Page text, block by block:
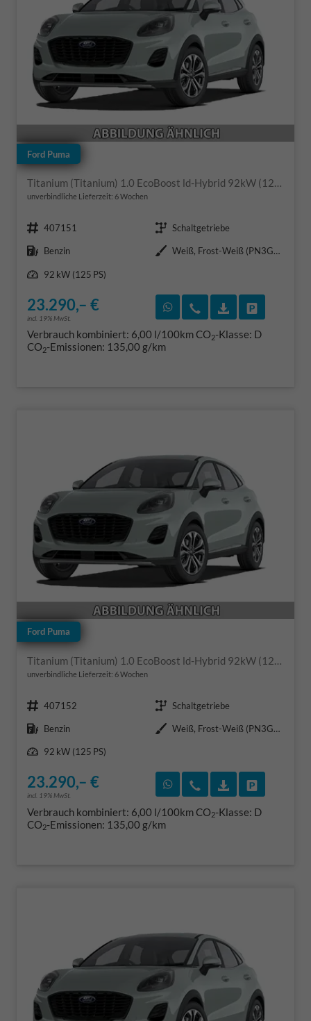
Ford Puma
Titanium (Titanium) 1.0 EcoBoost ld-Hybrid 92kW (125 PS) 7-Gang-DSG
unverbindliche Lieferzeit: 6 Wochen
Fahrzeugnr. 407151 Getriebe Schaltgetriebe
Kraftstoff Benzin Außenfarbe
Weiß, Frost-Weiß (PN3GZ0)
Leistung
92 kW (125 PS)
23.290,– €
incl. 19% MwSt.
Rückruf vereinbaren
Wir rufen Sie an
Verbrauch kombiniert: 6,00 l/100kmCO2-Klasse: D
CO2-Emissionen: 135,00 g/km
Ford Puma
Titanium (Titanium) 1.0 EcoBoost ld-Hybrid 92kW (125 PS) 7-Gang-DSG
unverbindliche Lieferzeit: 6 Wochen
Fahrzeugnr. 407152 Getriebe Schaltgetriebe
Kraftstoff Benzin Außenfarbe
Weiß, Frost-Weiß (PN3GZ0)
Leistung
92 kW (125 PS)
23.290,– €
incl. 19% MwSt.
Rückruf vereinbaren
Wir rufen Sie an
Verbrauch kombiniert: 6,00 l/100kmCO2-Klasse: D
CO2-Emissionen: 135,00 g/km